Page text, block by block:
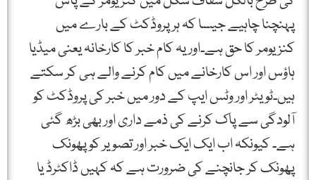
پہنچنا چاہیے جیسا کہ ہر پروڈکٹ کے بارے میں
کنزیومر کا حق ہے۔اور یہ کام خبر کا کارخانہ یعنی میڈیا
ہاؤس اور اس کارخانے میں کام کرنے والے ہی کر سکتے
ہیں۔ٹویٹر اور وٹس ایپ کے دور میں خبر کی پروڈکٹ کو
آلودگی سے پاک کرنے کی ذمے داری اور بھی بڑھ گئی
ہے۔ کیونکہ اب ایک ایک خبر اور تصویر کو پھونک
پھونک کر جانچنے کی ضرورت ہے کہ کہیں ڈاکٹرڈ یا